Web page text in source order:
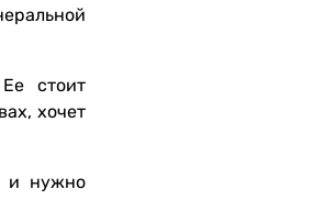
стоит
хочет
и нужно